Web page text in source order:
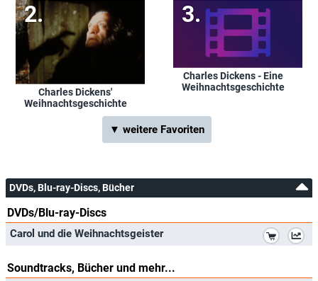
Charles Dickens'
Weihnachtsgeschichte
Charles Dickens - Eine
Weihnachtsgeschichte
▼ weitere Favoriten
DVDs, Blu-ray-Discs, Bücher
DVDs/Blu-ray-Discs
Carol und die Weihnachtsgeister
Soundtracks, Bücher und mehr...